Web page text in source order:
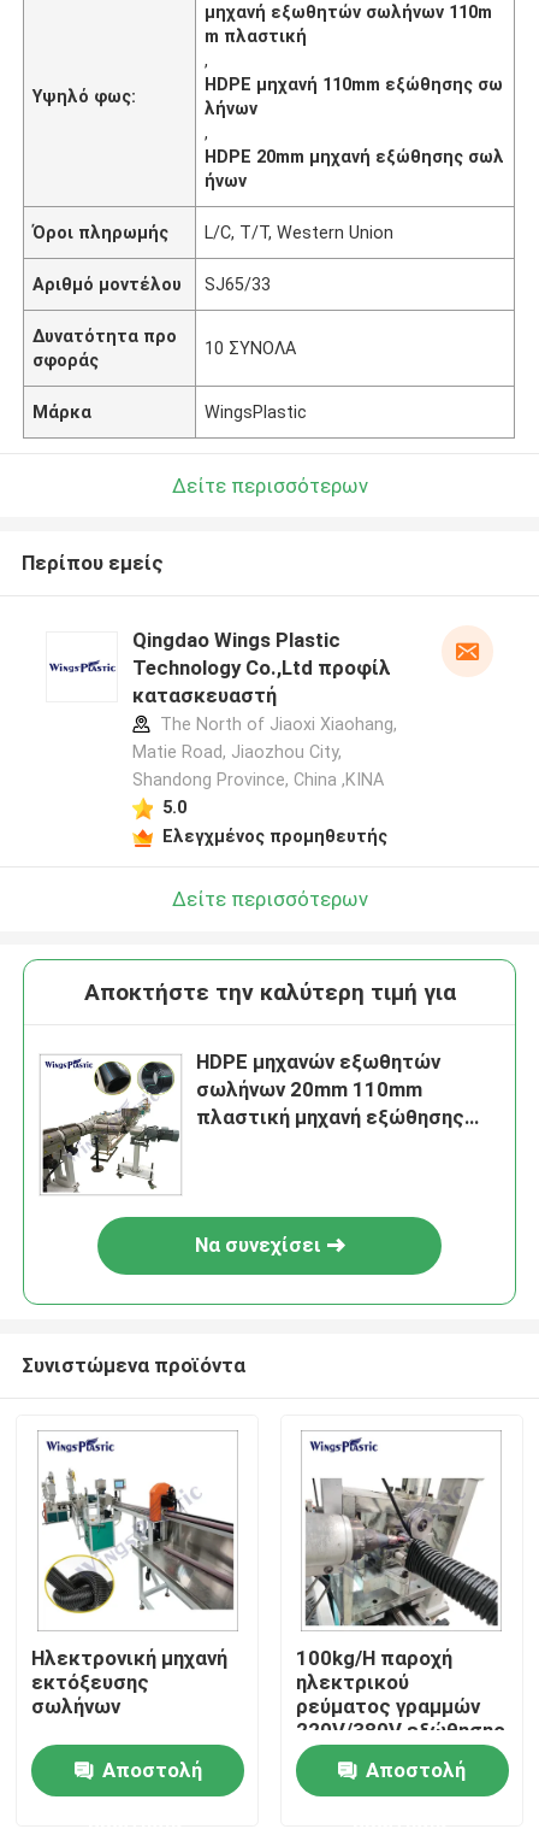
Σπίτι
Προϊόντα
Υψηλό φως:
μηχανή εξωθητών σωλήνων 110m
m πλαστική
,
HDPE μηχανή 110mm εξώθησης σω
λήνων
,
HDPE 20mm μηχανή εξώθησης σωλ
ήνων
Όροι πληρωμής L/C, T/T, Western Union
Αριθμό μοντέλου SJ65/33
Δυνατότητα προ
σφοράς
10 ΣΥΝΟΛΑ
Μάρκα WingsPlastic
Δείτε περισσότερων
Περίπου εμείς
Qingdao Wings Plastic
Technology Co.,Ltd προφίλ
κατασκευαστή
The North of Jiaoxi Xiaohang,
Matie Road, Jiaozhou City,
Shandong Province, China ,ΚΙΝΑ
5.0
Ελεγχμένος προμηθευτής
Δείτε περισσότερων
Αποκτήστε την καλύτερη τιμή για
HDPE μηχανών εξωθητών
σωλήνων 20mm 110mm
πλαστική μηχανή εξώθησης
Να συνεχίσει
Συνιστώμενα προϊόντα
Ηλεκτρονική μηχανή
εκτόξευσης
σωλήνων
Αποστολή
100kg/H παροχή
ηλεκτρικού
ρεύματος γραμμών
220V/380V εξώθησης
μανικών πισινών 301
αναλογία βιδών L/D
Αποστολή